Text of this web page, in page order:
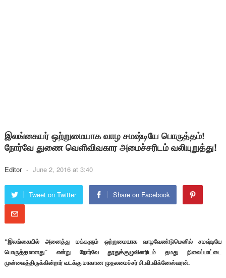
இலங்கையர் ஒற்றுமையாக வாழ சமஷ்டியே பொருத்தம்!
நோர்வே துணை வெளிவிவகார அமைச்சரிடம் வலியுறுத்து!
Editor - June 2, 2016 at 3:40
Tweet on Twitter Share on Facebook
“இலங்கையில் அனைத்து மக்களும் ஒற்றுமையாக வாழவேண்டுமெனில் சமஷ்டியே
பொருத்தமானது” என்று நோர்வே தூதுக்குழுவினரிடம் தமது நிலைப்பாட்டை
முன்வைத்திருக்கின்றார் வடக்கு மாகாண முதலமைச்சர் சி.வி.விக்னேஸ்வரன்.